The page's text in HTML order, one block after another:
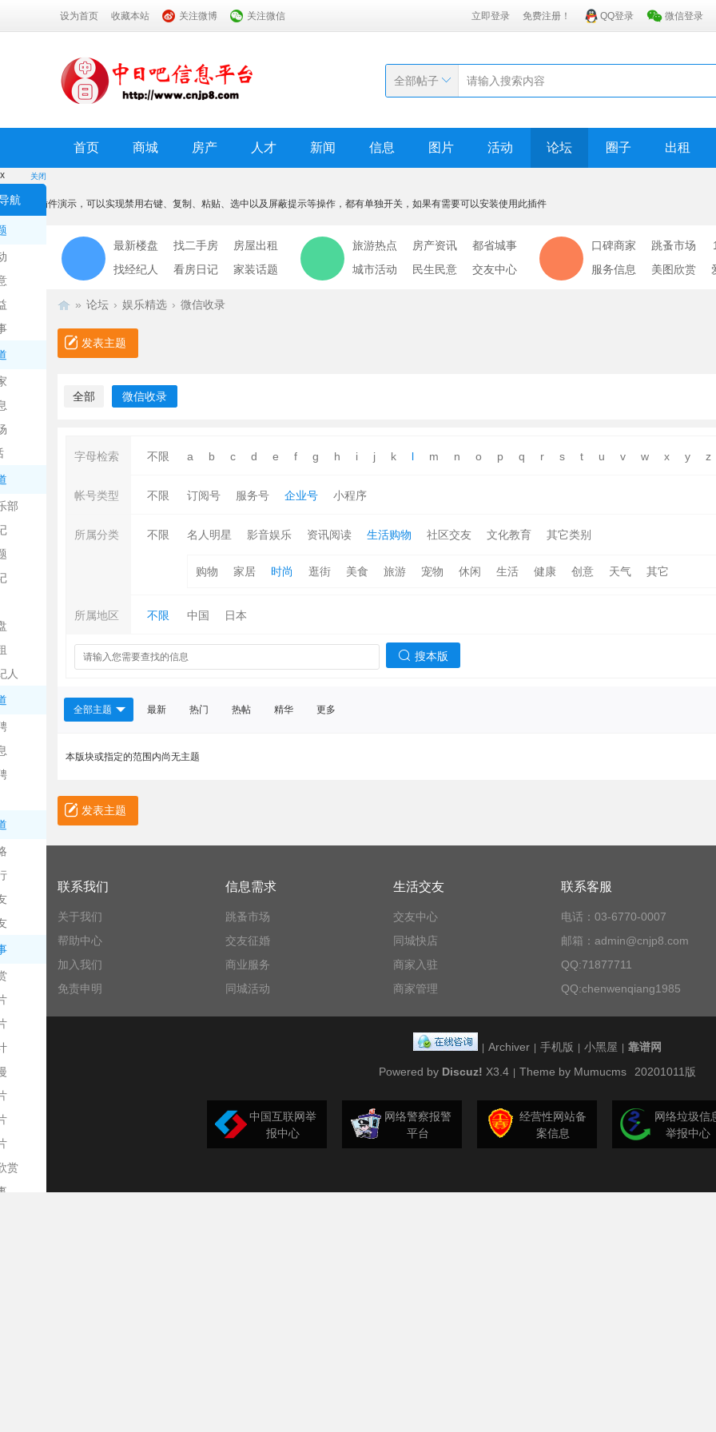
设为首页 收藏本站 关注微博 关注微信 立即登录 免费注册！ QQ登录 微信登录
全部帖子
首页 商城 房产 人才 新闻 信息 图片 活动 论坛 圈子 出租
关闭
航
部
人
赏
x
本功能为插件演示，可以实现禁用右键、复制、粘贴、选中以及屏蔽提示等操作，都有单独开关，如果有需要可以安装使用此插件
我知道了
最新楼盘 找二手房
房屋出租
找经纪人
看房日记 家装话题
旅游热点 房产资讯
都省城事
城市活动
民生民意 交友中心
口碑商家 跳蚤市场
服务信息
美图欣赏
» 论坛 › 娱乐精选 › 微信收录
发表主题
全部 微信收录
字母检索 不限 a b c d e f g h i j k l m n o p q r s t u v w x y z
帐号类型 不限 订阅号 服务号 企业号 小程序
所属分类 不限 名人明星 影音娱乐 资讯阅读 生活购物 社区交友 文化教育 其它类别
购物 家居 时尚 逛街 美食 旅游 宠物 休闲 生活 健康 创意 天气 其它
所属地区 不限 中国 日本
搜本版
全部主题 最新 热门 热帖 精华 更多
本版块或指定的范围内尚无主题
发表主题
联系我们
关于我们
帮助中心
加入我们
免责申明
信息需求
跳蚤市场
交友征婚
商业服务
同城活动
生活交友
交友中心
同城快店
商家入驻
商家管理
联系客服
电话：03-6770-0007
邮箱：admin@cnjp8.com
QQ:71877711
QQ:chenwenqiang1985
Archiver 手机版 小黑屋
靠谱网
Powered by Discuz! X3.4 Theme by Mumucms 20201011版
中国互联网举
报中心
网络警察报警
平台
经营性网站备
案信息
网络垃圾信
举报中心